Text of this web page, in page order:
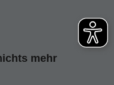
mehr